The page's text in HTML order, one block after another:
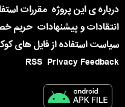
درباره ی این پروژه مقررات
انتقادات و پیشنهادات حریم
سیاست استفاده از فایل های
Privacy Feedback
RSS